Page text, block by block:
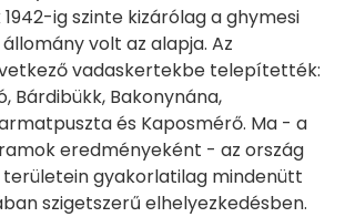
ig szinte kizárólag a ghymesi
volt az alapja. Az
vadaskertekbe telepítették:
Bárdibükk, Bakonynána,
és Kaposmérő. Ma - a
eredményeként - az ország
területein gyakorlatilag mindenütt
szigetszerű elhelyezkedésben.